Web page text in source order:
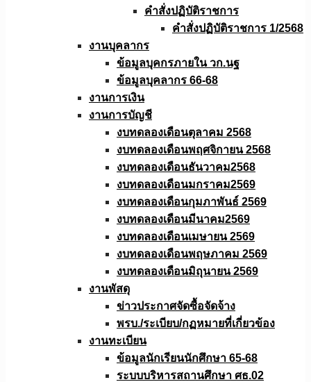
คำสั่งปฏิบัติราชการ
คำสั่งปฏิบัติราชการ 1/2568
งานบุคลากร
ข้อมูลบุคกรภายใน วก.นฐ
ข้อมูลบุคลากร 66-68
งานการเงิน
งานการบัญชี
งบทดลองเดือนตุลาคม 2568
งบทดลองเดือนพฤศจิกายน 2568
งบทดลองเดือนธันวาคม2568
งบทดลองเดือนมกราคม2569
งบทดลองเดือนกุมภาพันธ์ 2569
งบทดลองเดือนมีนาคม2569
งบทดลองเดือนเมษายน 2569
งบทดลองเดือนพฤษภาคม 2569
งบทดลองเดือนมิถุนายน 2569
งานพัสดุ
ข่าวประกาศจัดซื้อจัดจ้าง
พรบ./ระเบียบ/กฏหมายที่เกี่ยวข้อง
งานทะเบียน
ข้อมูลนักเรียนนักศึกษา 65-68
ระบบบริหารสถานศึกษา ศธ.02